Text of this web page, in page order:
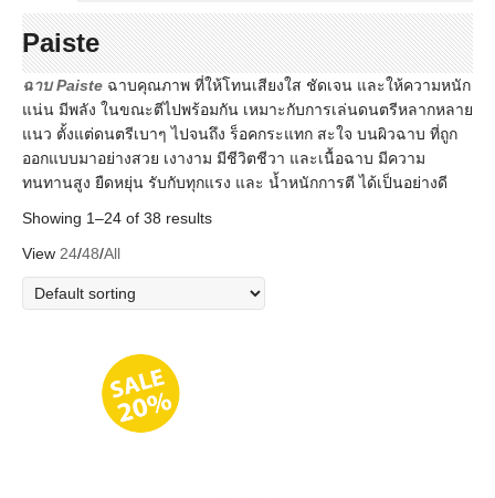
Paiste
ฉาบ Paiste ฉาบคุณภาพ ที่ให้โทนเสียงใส ชัดเจน และให้ความหนัก
แน่น มีพลัง ในขณะตีไปพร้อมกัน เหมาะกับการเล่นดนตรีหลากหลาย
แนว ตั้งแต่ดนตรีเบาๆ ไปจนถึง ร็อคกระแทก สะใจ บนผิวฉาบ ที่ถูก
ออกแบบมาอย่างสวย เงางาม มีชีวิตชีวา และเนื้อฉาบ มีความ
ทนทานสูง ยืดหยุ่น รับกับทุกแรง และ น้ำหนักการตี ได้เป็นอย่างดี
Showing 1–24 of 38 results
View 24/48/All